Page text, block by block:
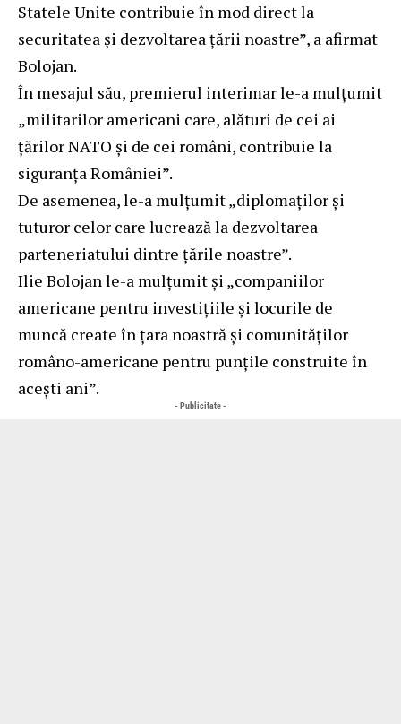
Statele Unite contribuie în mod direct la
securitatea și dezvoltarea țării noastre”, a afirmat
Bolojan.
În mesajul său, premierul interimar le-a mulțumit
„militarilor americani care, alături de cei ai
țărilor NATO și de cei români, contribuie la
siguranța României”.
De asemenea, le-a mulțumit „diplomaților și
tuturor celor care lucrează la dezvoltarea
parteneriatului dintre țările noastre”.
Ilie Bolojan le-a mulțumit și „companiilor
americane pentru investițiile și locurile de
muncă create în țara noastră și comunităților
româno-americane pentru punțile construite în
acești ani”.
- Publicitate -